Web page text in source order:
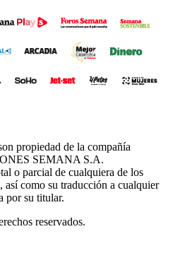
propiedad de la compañía
SEMANA S.A.
o parcial de cualquiera de los
así como su traducción a cualquier
por su titular.
reservados.